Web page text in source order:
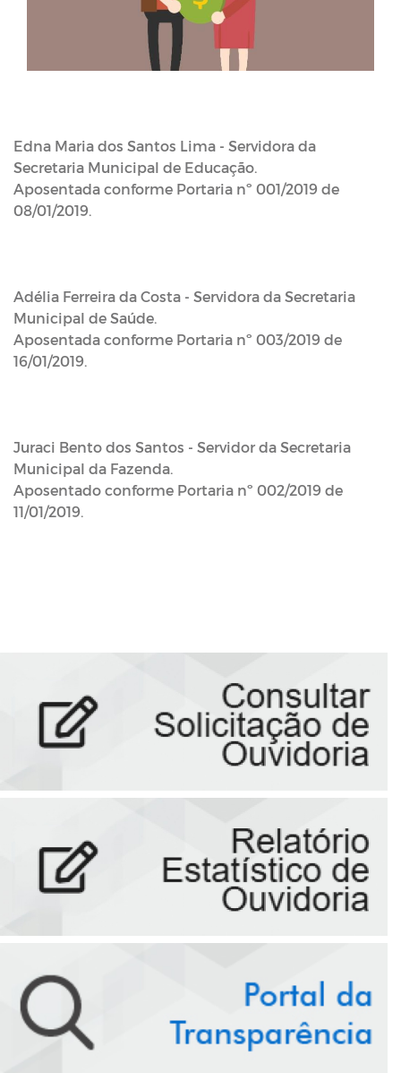
Edna Maria dos Santos Lima - Servidora da
Secretaria Municipal de Educação.
Aposentada conforme Portaria nº 001/2019 de
08/01/2019.
Adélia Ferreira da Costa - Servidora da Secretaria
Municipal de Saúde.
Aposentada conforme Portaria nº 003/2019 de
16/01/2019.
Juraci Bento dos Santos - Servidor da Secretaria
Municipal da Fazenda.
Aposentado conforme Portaria nº 002/2019 de
11/01/2019.